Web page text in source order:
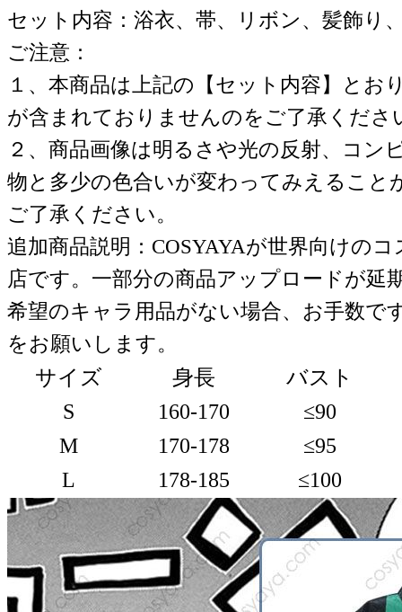
セット内容：浴衣、帯、リボン、髪飾り
ご注意：
１、本商品は上記の【セット内容】とお
が含まれておりませんのをご了承くださ
２、商品画像は明るさや光の反射、コン
物と多少の色合いが変わってみえること
ご了承ください。
追加商品説明：COSYAYAが世界向けの
店です。一部分の商品アップロードが延
希望のキャラ用品がない場合、お手数で
をお願いします。
サイズ
身長
バスト
S
160-170
≤90
M
170-178
≤95
L
178-185 ≤100